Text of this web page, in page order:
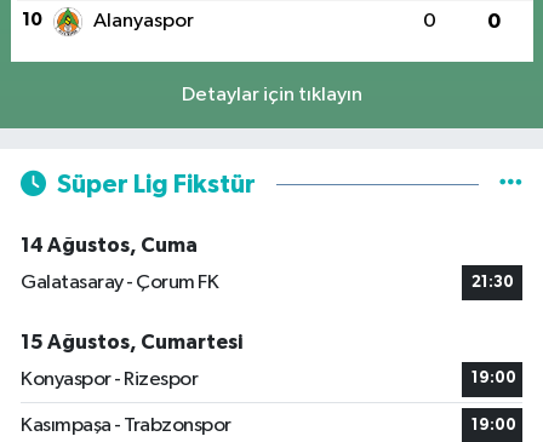
10 Alanyaspor 0 0
Detaylar için tıklayın
Süper Lig Fikstür
14 Ağustos, Cuma
Galatasaray - Çorum FK
21:30
15 Ağustos, Cumartesi
Konyaspor - Rizespor
19:00
Kasımpaşa - Trabzonspor 19:00